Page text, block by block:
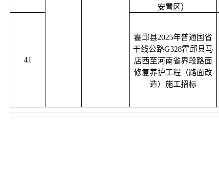
安置区）
41
霍邱县2025年普通国省
干线公路G328霍邱县马
店西至河南省界段路面
修复养护工程（路面改
造）施工招标